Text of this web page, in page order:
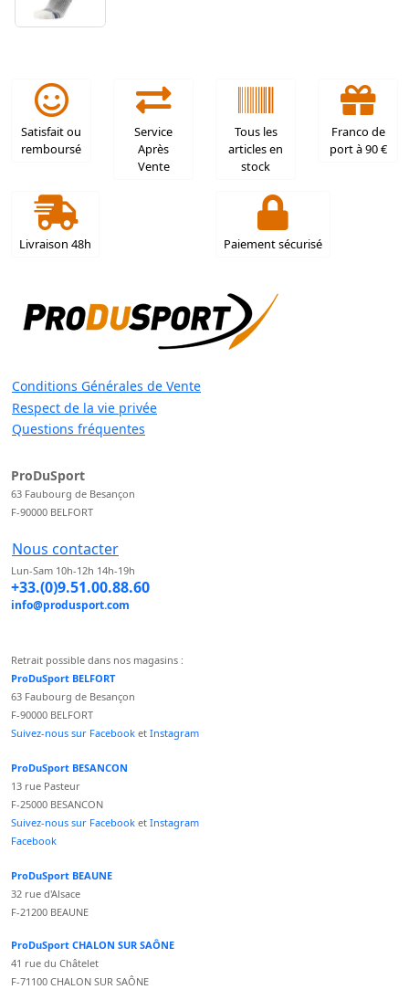
Satisfait ou
remboursé
Service
Après
Vente
Tous les
articles en
stock
Franco de
port à 90 €
Livraison 48h Paiement sécurisé
Conditions Générales de Vente
Respect de la vie privée
Questions fréquentes
ProDuSport
63 Faubourg de Besançon
F-90000 BELFORT
Nous contacter
Lun-Sam 10h-12h 14h-19h
+33.(0)9.51.00.88.60
info@produsport.com
Retrait possible dans nos magasins :
ProDuSport BELFORT
63 Faubourg de Besançon
F-90000 BELFORT
Suivez-nous sur Facebook et Instagram
ProDuSport BESANCON
13 rue Pasteur
F-25000 BESANCON
Suivez-nous sur Facebook et Instagram
Facebook
ProDuSport BEAUNE
32 rue d'Alsace
F-21200 BEAUNE
ProDuSport CHALON SUR SAÔNE
41 rue du Châtelet
F-71100 CHALON SUR SAÔNE